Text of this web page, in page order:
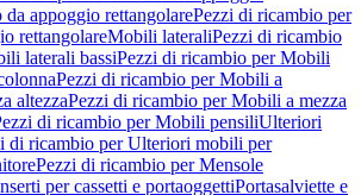
da appoggio rettangolarePezzi di ricambio per
rettangolareMobili lateraliPezzi di ricambio
laterali bassiPezzi di ricambio per Mobili
Pezzi di ricambio per Mobili a
altezzaPezzi di ricambio per Mobili a mezza
di ricambio per Mobili pensiliUlteriori
di ricambio per Ulteriori mobili per
Pezzi di ricambio per Mensole
per cassetti e portaoggettiPortasalviette e